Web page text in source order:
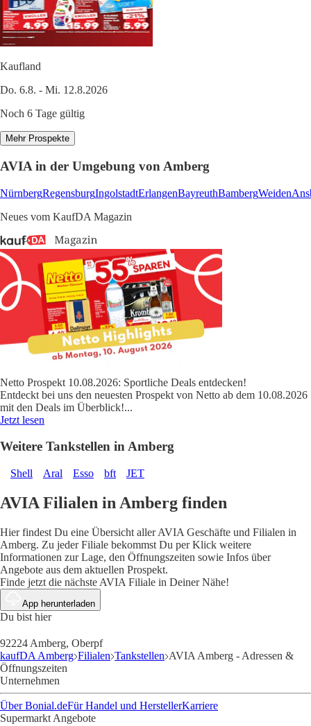
Kaufland
Do. 6.8. - Mi. 12.8.2026
Noch 6 Tage gültig
Mehr Prospekte
AVIA in der Umgebung von Amberg
NürnbergRegensburgIngolstadtErlangenBayreuthBambergWeiden
Neues vom KaufDA Magazin
Netto Prospekt 10.08.2026: Sportliche Deals entdecken!
Entdeckt bei uns den neuesten Prospekt von Netto ab dem 10.08.2026
mit den Deals im Überblick!...
Jetzt lesen
Weitere Tankstellen in Amberg
Shell Aral Esso bft JET
AVIA Filialen in Amberg finden
Hier findest Du eine Übersicht aller AVIA Geschäfte und Filialen in
Amberg. Zu jeder Filiale bekommst Du per Klick weitere
Informationen zur Lage, den Öffnungszeiten sowie Infos über
Angebote aus dem aktuellen Prospekt.
Finde jetzt die nächste AVIA Filiale in Deiner Nähe!
App herunterladen
Du bist hier
92224 Amberg, Oberpf
kaufDA Amberg Filialen Tankstellen AVIA Amberg - Adressen &
Öffnungszeiten
Unternehmen
Über Bonial.deFür Handel und HerstellerKarriere
Supermarkt Angebote